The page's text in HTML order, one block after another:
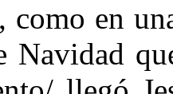
como en
Navidad